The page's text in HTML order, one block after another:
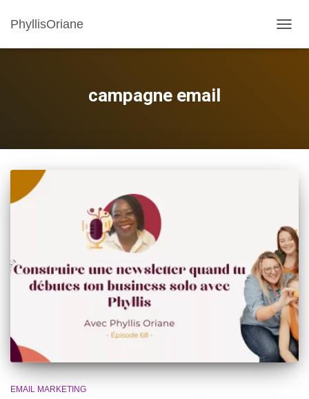
PhyllisOriane
campagne email
EMAIL MARKETING